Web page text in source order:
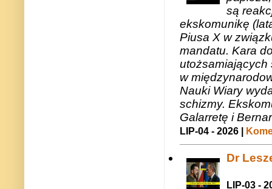
są
ekskomunikę
Piusa X w
mandatu. Kara
utożsamiających
w
Nauki Wiary
schizmy.
Galarretę i
LIP-04 - 2026 |
Dr
LIP-03 -